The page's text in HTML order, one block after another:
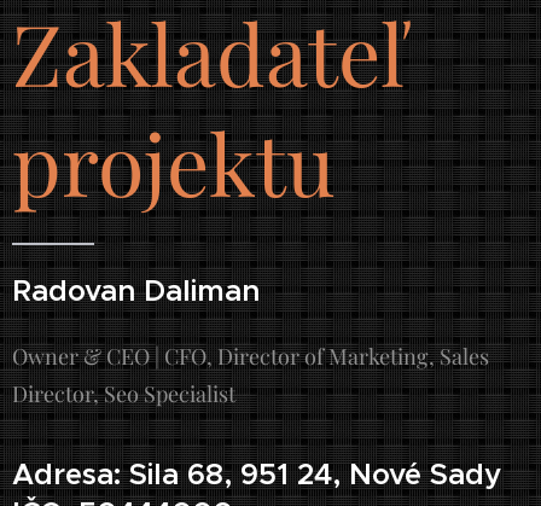
Zakladateľ
projektu
Radovan Daliman
Owner & CEO | CFO, Director of Marketing, Sales
Director, Seo Specialist
Adresa: Sila 68, 951 24, Nové Sady